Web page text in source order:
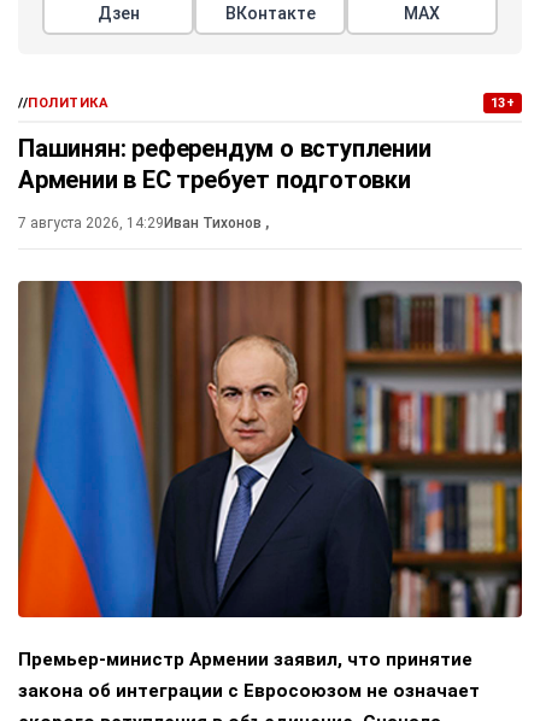
Дзен ВКонтакте МАХ
//ПОЛИТИКА 13+
Пашинян: референдум о вступлении
Армении в ЕС требует подготовки
7 августа 2026, 14:29 Иван Тихонов ,
Премьер-министр Армении заявил, что принятие
закона об интеграции с Евросоюзом не означает